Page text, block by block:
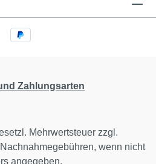
Zahlungsarten
Mehrwertsteuer zzgl.
wenn nicht
angegeben.